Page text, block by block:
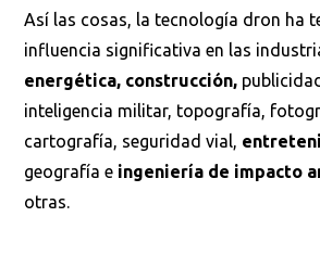
Así las cosas, la tecnología dron ha
influencia significativa en las
energética, construcción,
inteligencia militar, topografía,
cartografía, seguridad vial,
geografía e ingeniería de impacto
otras.